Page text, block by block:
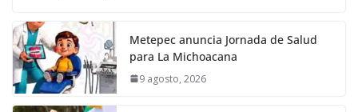
Metepec anuncia Jornada de Salud
para La Michoacana
9 agosto, 2026